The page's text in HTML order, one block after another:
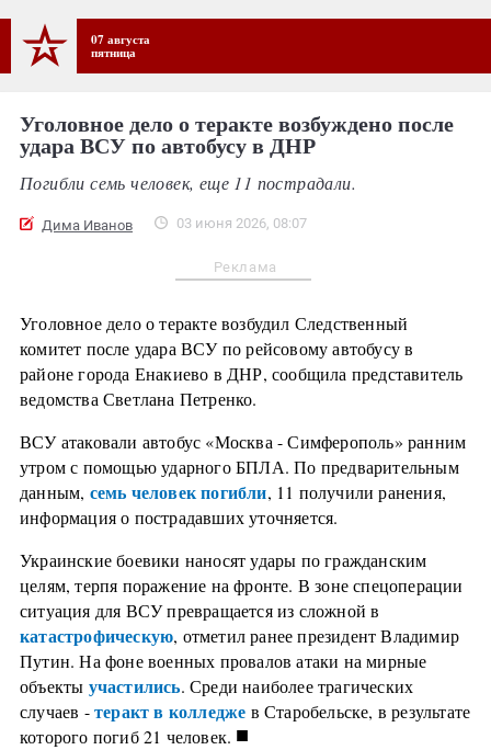
07 августа
пятница
Уголовное дело о теракте возбуждено после
удара ВСУ по автобусу в ДНР
Погибли семь человек, еще 11 пострадали.
Дима Иванов 03 июня 2026, 08:07
Реклама
Уголовное дело о теракте возбудил Следственный
комитет после удара ВСУ по рейсовому автобусу в
районе города Енакиево в ДНР, сообщила представитель
ведомства Светлана Петренко.
ВСУ атаковали автобус «Москва - Симферополь» ранним
утром с помощью ударного БПЛА. По предварительным
данным, семь человек погибли, 11 получили ранения,
информация о пострадавших уточняется.
Украинские боевики наносят удары по гражданским
целям, терпя поражение на фронте. В зоне спецоперации
ситуация для ВСУ превращается из сложной в
катастрофическую, отметил ранее президент Владимир
Путин. На фоне военных провалов атаки на мирные
объекты участились. Среди наиболее трагических
случаев -теракт в колледже в Старобельске, в результате
которого погиб 21 человек. ■